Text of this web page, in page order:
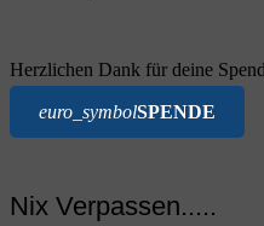
Herzlichen Dank für deine
euro_symbolSPENDE
Nix Verpassen.....